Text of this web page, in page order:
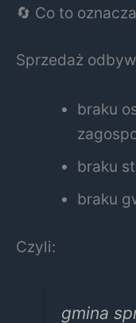
🔄 Co to
Sprzedaż
braku
braku
braku
Czyli:
gmina